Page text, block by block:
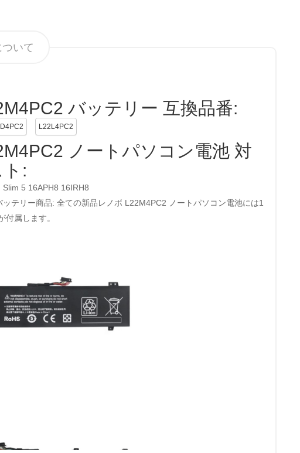
いて
バッテリー 互換品番:
L22L4PC2
ノートパソコン電池 対
:
5 16APH8 16IRH8
テリー商品: 全ての新品レノボ L22M4PC2 ノートパソコン電池には1
付属します。